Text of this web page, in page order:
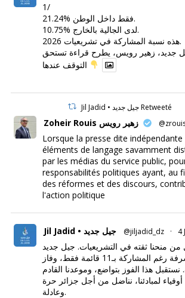
1/
21.24% فقط داخل الوطن.
10.75% لدى الجالية بالخارج.
هذه نسبة المشاركة في تشريعيات 2026.
جديد، زهير رويس، يطرح قراءة تستحق
Jil Jadid • جيل جديد Retweeté
Zoheir Rouis زهير رويس
Lorsque la presse dite indépendante
éléments de langage savamment
par les médias du service public,
responsabilités politiques ayant, au
des réformes et des discours,
l'action politique
Jil Jadid • جيل جديد @jiljadid_dz · 4
منحنا ثقته في التشريعيات. جيل جديد
حقق نتيجة مشرفة رغم المشاركة بـ11 قائمة فقط، وفاز
هذا الفوز بتواضع، وموعدنا القادم
لمبادئنا، نناضل من أجل جزائر حرة
وعادلة.